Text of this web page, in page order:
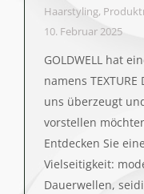
Haarstyling,
10. Februar 2025
GOLDWELL hat
namens
uns überzeugt
vorstellen
Entdecken Sie
Vielseitigkeit:
Dauerwellen,